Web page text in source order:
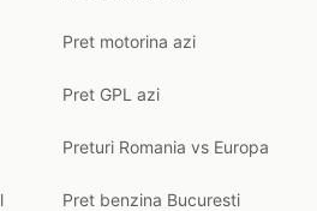
Pret motorina azi
Pret GPL azi
Preturi Romania vs Europa
Pret benzina Bucuresti